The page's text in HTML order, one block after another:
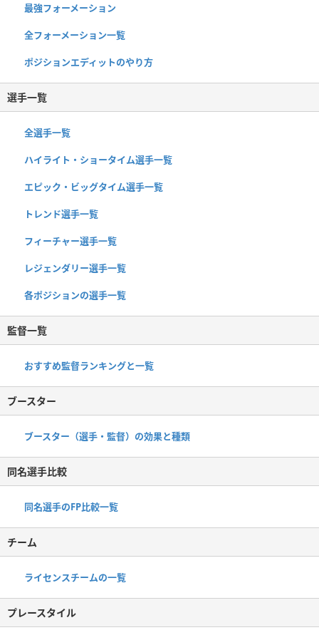
最強フォーメーション
全フォーメーション一覧
ポジションエディットのやり方
選手一覧
全選手一覧
ハイライト・ショータイム選手一覧
エピック・ビッグタイム選手一覧
トレンド選手一覧
フィーチャー選手一覧
レジェンダリー選手一覧
各ポジションの選手一覧
監督一覧
おすすめ監督ランキングと一覧
ブースター
ブースター（選手・監督）の効果と種類
同名選手比較
同名選手のFP比較一覧
チーム
ライセンスチームの一覧
プレースタイル